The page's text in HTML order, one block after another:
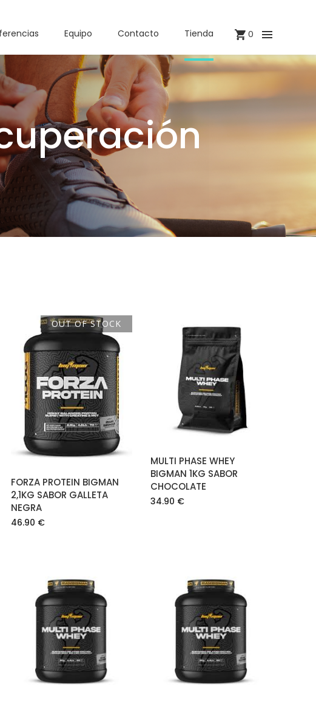
Equipo Contacto Tienda 0
OUT OF STOCK
LEER MÁS
FORZA PROTEIN BIGMAN
2,1KG SABOR GALLETA
NEGRA
46.90 €
AÑADIR AL
CARRITO
MULTI PHASE WHEY
BIGMAN 1KG SABOR
CHOCOLATE
34.90 €
AÑADIR AL
CARRITO
AÑADIR AL
CARRITO